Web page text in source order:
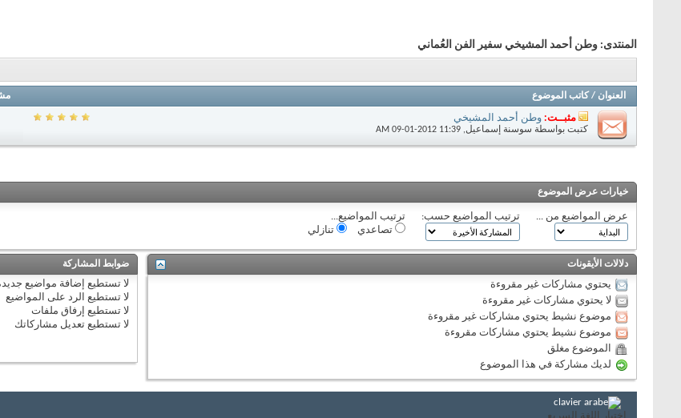
المنتدى: وطن أحمد المشيخي سفير الفن العُماني
العنوان / كاتب الموضوع
مثبــت: وطن أحمد المشيخي
كتبت بواسطة سوسنة إسماعيل‏, 09-01-2012 11:39 AM
خيارات عرض الموضوع
عرض المواضيع من ... ترتيب المواضيع حسب:
ترتيب المواضيع...
تصاعدي
تنازلي
دلالات الأيقونات
يحتوي مشاركات غير مقروءة
لا يحتوي مشاركات غير مقروءة
موضوع نشيط يحتوي مشاركات غير مقروءة
موضوع نشيط يحتوي مشاركات مقروءة
الموضوع مغلق
لديك مشاركة في هذا الموضوع
ضوابط المشاركة
لا تستطيع إضافة مواضيع
لا تستطيع الرد على المواضيع
لا تستطيع إرفاق ملفات
لا تستطيع تعديل مشاركاتك